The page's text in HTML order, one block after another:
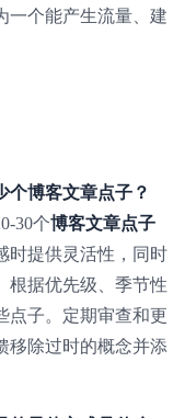
一个能产生流量、建
个博客文章点子？
30个博客文章点子
时提供灵活性，同时
根据优先级、季节性
点子。定期审查和更
移除过时的概念并添